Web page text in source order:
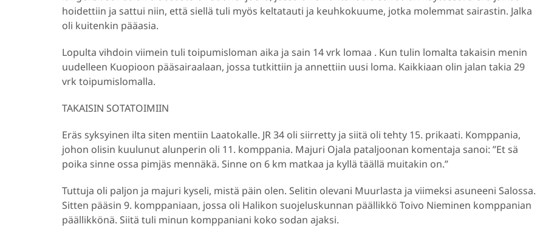
hoidettiin ja sattui niin, että siellä tuli myös keltatauti ja keuhkokuume, jotka molemmat sairastin. Jalka
oli kuitenkin pääasia.
Lopulta vihdoin viimein tuli toipumisloman aika ja sain 14 vrk lomaa . Kun tulin lomalta takaisin menin
uudelleen Kuopioon pääsairaalaan, jossa tutkittiin ja annettiin uusi loma. Kaikkiaan olin jalan takia 29
vrk toipumislomalla.
TAKAISIN SOTATOIMIIN
Eräs syksyinen ilta siten mentiin Laatokalle. JR 34 oli siirretty ja siitä oli tehty 15. prikaati. Komppania,
johon olisin kuulunut alunperin oli 11. komppania. Majuri Ojala pataljoonan komentaja sanoi: ”Et sä
poika sinne ossa pimjäs mennäkä. Sinne on 6 km matkaa ja kyllä täällä muitakin on.”
Tuttuja oli paljon ja majuri kyseli, mistä päin olen. Selitin olevani Muurlasta ja viimeksi asuneeni Salossa.
Sitten pääsin 9. komppaniaan, jossa oli Halikon suojeluskunnan päällikkö Toivo Nieminen komppanian
päällikkönä. Siitä tuli minun komppaniani koko sodan ajaksi.